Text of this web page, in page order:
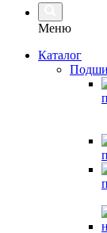
Меню
Каталог